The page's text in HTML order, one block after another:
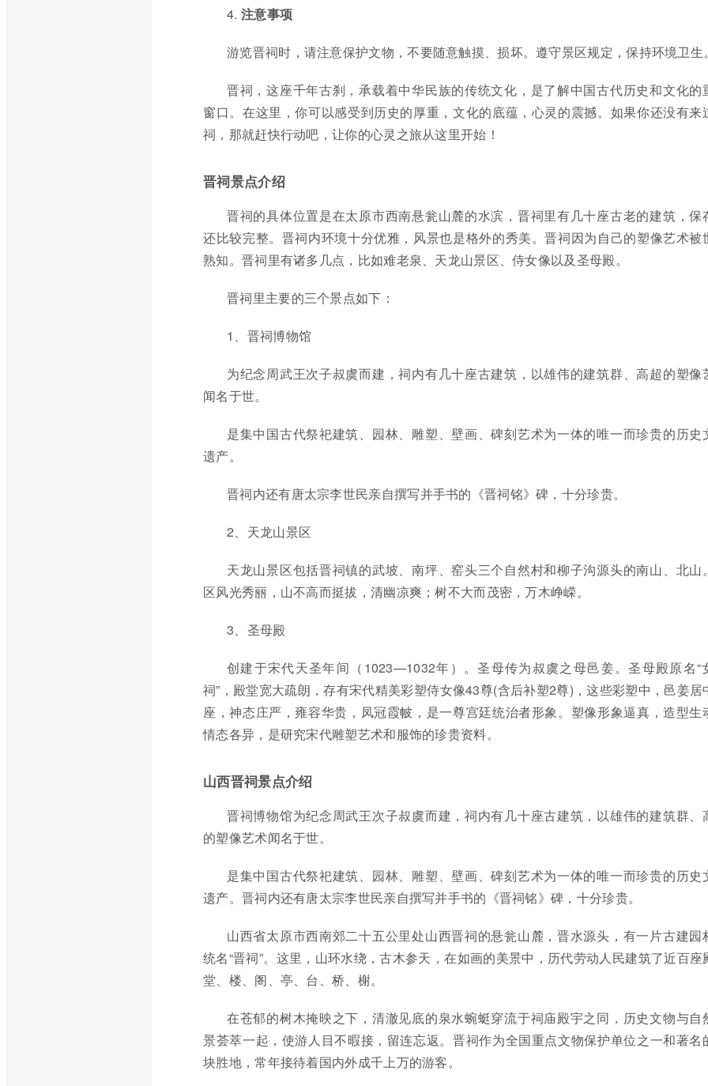
4. 注意事项
游览晋祠时，请注意保护文物，不要随意触摸、损坏。遵守景区规定，保持环境卫生
晋祠，这座千年古刹，承载着中华民族的传统文化，是了解中国古代历史和文化的
窗口。在这里，你可以感受到历史的厚重，文化的底蕴，心灵的震撼。如果你还没有来
祠，那就赶快行动吧，让你的心灵之旅从这里开始！
晋祠景点介绍
晋祠的具体位置是在太原市西南悬瓮山麓的水滨，晋祠里有几十座古老的建筑，保
还比较完整。晋祠内环境十分优雅，风景也是格外的秀美。晋祠因为自己的塑像艺术被
熟知。晋祠里有诸多几点，比如难老泉、天龙山景区、侍女像以及圣母殿。
晋祠里主要的三个景点如下：
1、晋祠博物馆
为纪念周武王次子叔虞而建，祠内有几十座古建筑，以雄伟的建筑群、高超的塑像
闻名于世。
是集中国古代祭祀建筑、园林、雕塑、壁画、碑刻艺术为一体的唯一而珍贵的历史
遗产。
晋祠内还有唐太宗李世民亲自撰写并手书的《晋祠铭》碑，十分珍贵。
2、天龙山景区
天龙山景区包括晋祠镇的武坡、南坪、窑头三个自然村和柳子沟源头的南山、北山
区风光秀丽，山不高而挺拔，清幽凉爽；树不大而茂密，万木峥嵘。
3、圣母殿
创建于宋代天圣年间（1023—1032年）。圣母传为叔虞之母邑姜。圣母殿原名“
祠”，殿堂宽大疏朗，存有宋代精美彩塑侍女像43尊(含后补塑2尊)，这些彩塑中，邑姜居
座，神态庄严，雍容华贵，凤冠霞帔，是一尊宫廷统治者形象。塑像形象逼真，造型生
情态各异，是研究宋代雕塑艺术和服饰的珍贵资料。
山西晋祠景点介绍
晋祠博物馆为纪念周武王次子叔虞而建，祠内有几十座古建筑，以雄伟的建筑群、
的塑像艺术闻名于世。
是集中国古代祭祀建筑、园林、雕塑、壁画、碑刻艺术为一体的唯一而珍贵的历史
遗产。晋祠内还有唐太宗李世民亲自撰写并手书的《晋祠铭》碑，十分珍贵。
山西省太原市西南郊二十五公里处山西晋祠的悬瓮山麓，晋水源头，有一片古建园
统名“晋祠”。这里，山环水绕，古木参天，在如画的美景中，历代劳动人民建筑了近百座
堂、楼、阁、亭、台、桥、榭。
在苍郁的树木掩映之下，清澈见底的泉水蜿蜓穿流于祠庙殿宇之同，历史文物与自
景荟萃一起，使游人目不暇接，留连忘返。晋祠作为全国重点文物保护单位之一和著名
块胜地，常年接待着国内外成千上万的游客。